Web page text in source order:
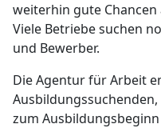
weiterhin gute
Viele Betriebe suchen
und Bewerber.
Die Agentur für Arbeit
zum